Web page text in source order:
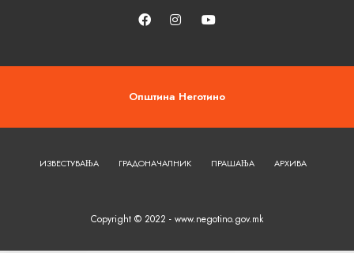
Општина Неготино
ИЗВЕСТУВАЊА ГРАДОНАЧАЛНИК ПРАШАЊА АРХИВА
Copyright © 2022 - www.negotino.gov.mk